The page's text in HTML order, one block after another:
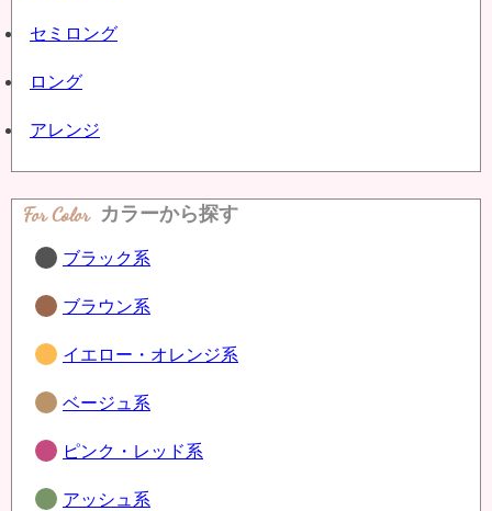
セミロング
ロング
アレンジ
For Color カラーから探す
ブラック系
ブラウン系
イエロー・オレンジ系
ベージュ系
ピンク・レッド系
アッシュ系